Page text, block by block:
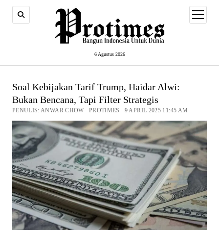
6 Agustus 2026
open
menu
Soal Kebijakan Tarif Trump, Haidar Alwi:
Bukan Bencana, Tapi Filter Strategis
PENULIS: ANWAR CHOW PROTIMES 9 APRIL 2025 11:45 AM